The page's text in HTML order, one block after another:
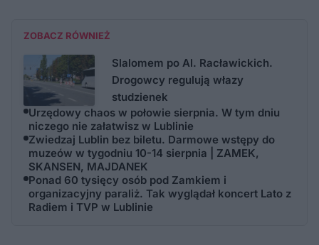
ZOBACZ RÓWNIEŻ
Slalomem po Al. Racławickich.
Drogowcy regulują włazy
studzienek
Urzędowy chaos w połowie sierpnia. W tym dniu
niczego nie załatwisz w Lublinie
Zwiedzaj Lublin bez biletu. Darmowe wstępy do
muzeów w tygodniu 10-14 sierpnia | ZAMEK,
SKANSEN, MAJDANEK
Ponad 60 tysięcy osób pod Zamkiem i
organizacyjny paraliż. Tak wyglądał koncert Lato z
Radiem i TVP w Lublinie